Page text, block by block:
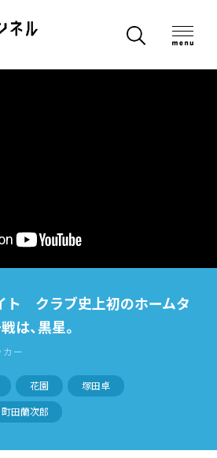
ト クラブ史上初のホームタ
は、黒星。
ー
花園
塚田卓
町田蘭次郎